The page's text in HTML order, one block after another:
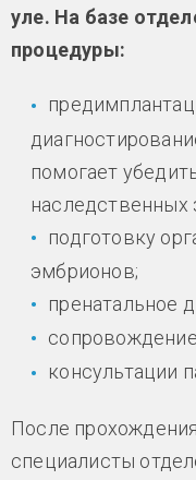
уле. На базе
процедуры:
помогает
наследственных
подготовку
эмбрионов;
пренатальное
консультации
После
специалисты